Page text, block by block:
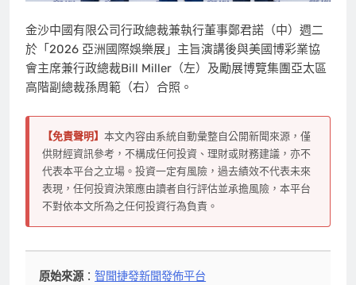
金沙中國有限公司行政總裁兼執行董事鄭君諾（中）週二
於「2026 亞洲國際娛樂展」主旨演講後與美國博彩業協
會主席兼行政總裁Bill Miller（左）及勵展博覽集團亞太區
高階副總裁孫周範（右）合照。
【免責聲明】 本文內容由系統自動彙整自公開新聞來源，僅
供財經資訊參考，不構成任何投資、理財或財務建議，亦不
代表本平台之立場。投資一定有風險，過去績效不代表未來
表現，任何投資決策應由讀者自行評估並承擔風險，本平台
不對依本文所為之任何投資行為負責。
原始來源：智聞捷發新聞發佈平台